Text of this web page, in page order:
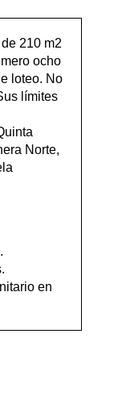
210 m2
ocho
loteo. No
límites
Norte,
en